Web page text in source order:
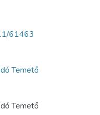
61463
Temető
Temető